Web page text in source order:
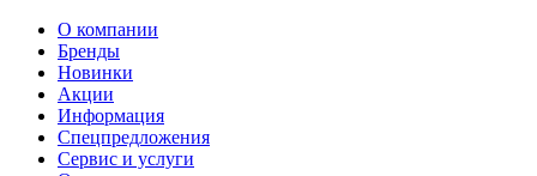
О компании
Бренды
Новинки
Акции
Информация
Спецпредложения
Сервис и услуги